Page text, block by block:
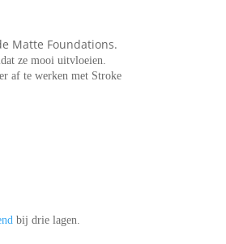
Matte Foundations.
ze mooi uitvloeien.
af te werken met Stroke
bij drie lagen.